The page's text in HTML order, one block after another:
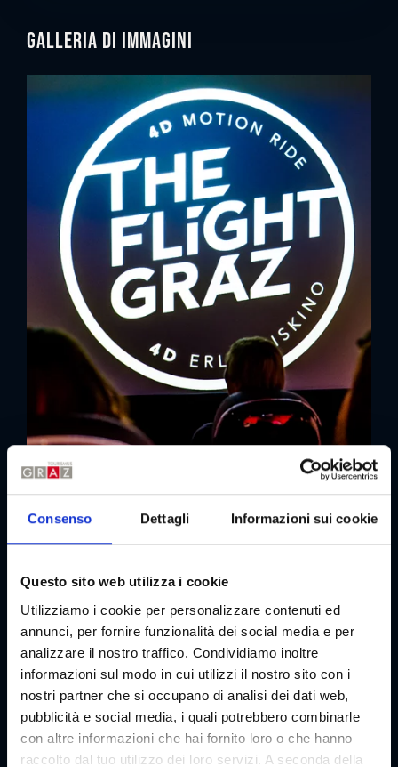
Consenso Dettagli Informazioni sui cookie
Questo sito web utilizza i cookie
Utilizziamo i cookie per personalizzare contenuti ed
annunci, per fornire funzionalità dei social media e per
analizzare il nostro traffico. Condividiamo inoltre
informazioni sul modo in cui utilizzi il nostro sito con i
nostri partner che si occupano di analisi dei dati web,
pubblicità e social media, i quali potrebbero combinarle
con altre informazioni che hai fornito loro o che hanno
raccolto dal tuo utilizzo dei loro servizi. A seconda della
Galleria di immagini